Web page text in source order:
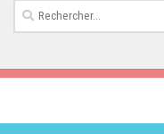
Rechercher :